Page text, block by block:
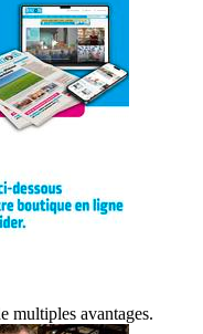
multiples avantages.